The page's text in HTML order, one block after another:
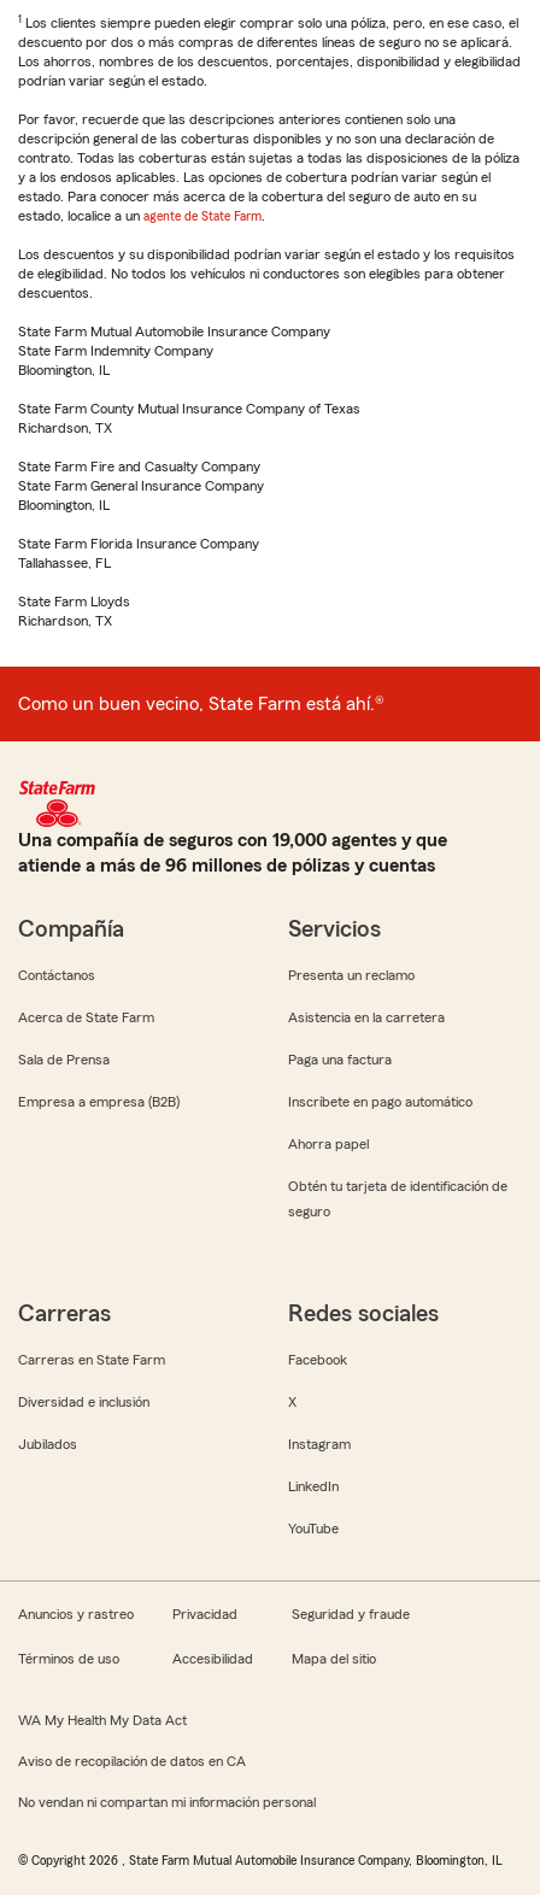
1 Los clientes siempre pueden elegir comprar solo una póliza, pero, en ese caso, el
descuento por dos o más compras de diferentes líneas de seguro no se aplicará.
Los ahorros, nombres de los descuentos, porcentajes, disponibilidad y elegibilidad
podrían variar según el estado.
Por favor, recuerde que las descripciones anteriores contienen solo una
descripción general de las coberturas disponibles y no son una declaración de
contrato. Todas las coberturas están sujetas a todas las disposiciones de la póliza
y a los endosos aplicables. Las opciones de cobertura podrían variar según el
estado. Para conocer más acerca de la cobertura del seguro de auto en su
estado, localice a un agente de State Farm
Los descuentos y su disponibilidad podrían variar según el estado y los requisitos
de elegibilidad. No todos los vehículos ni conductores son elegibles para obtener
descuentos.
State Farm Mutual Automobile Insurance Company
State Farm Indemnity Company
Bloomington, IL
State Farm County Mutual Insurance Company of Texas
Richardson, TX
State Farm Fire and Casualty Company
State Farm General Insurance Company
Bloomington, IL
State Farm Florida Insurance Company
Tallahassee, FL
State Farm Lloyds
Richardson, TX
Como un buen vecino, State Farm está ahí.®
Una compañía de seguros con 19,000 agentes y que
atiende a más de 96 millones de pólizas y cuentas
Compañía
Contáctanos
Acerca de State Farm
Sala de Prensa
Empresa a empresa (B2B)
Servicios
Presenta un reclamo
Asistencia en la carretera
Paga una factura
Inscríbete en pago automático
Ahorra papel
Obtén tu tarjeta de identificación de
seguro
Carreras
Carreras en State Farm
Diversidad e inclusión
Jubilados
Redes sociales
Facebook
X
Instagram
LinkedIn
YouTube
Anuncios y rastreo Privacidad Seguridad y fraude
Términos de uso Accesibilidad Mapa del sitio
WA My Health My Data Act
Aviso de recopilación de datos en CA
No vendan ni compartan mi información personal
© Copyright 2026 , State Farm Mutual Automobile Insurance Company, Bloomington, IL